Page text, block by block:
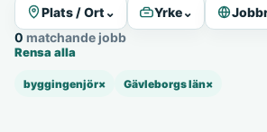
Plats / Ort ⌄ Yrke⌄
0 matchande jobb
Rensa alla
byggingenjör× Gävleborgs län×